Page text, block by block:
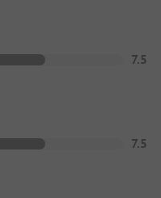
7.5
7.5